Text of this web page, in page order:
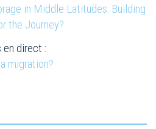
in Middle Latitudes: Building
the Journey?
en direct :
migration?